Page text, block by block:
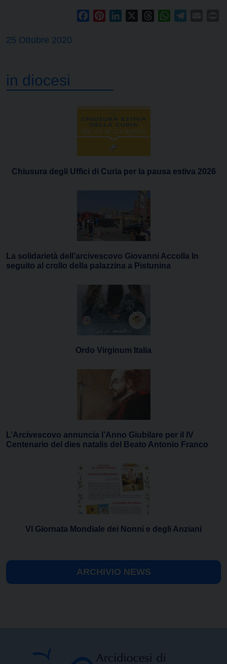
FacebookPinterestLinkedIn ThreadsWhatsApp
25 Ottobre 2020
in diocesi
Chiusura degli Uffici di Curia per la pausa estiva 2026
La solidarietà dell’arcivescovo Giovanni Accolla In
seguito al crollo della palazzina a Pistunina
Ordo Virginum Italia
L’Arcivescovo annuncia l’Anno Giubilare per il IV
Centenario del dies natalis del Beato Antonio Franco
VI Giornata Mondiale dei Nonni e degli Anziani
ARCHIVIO NEWS